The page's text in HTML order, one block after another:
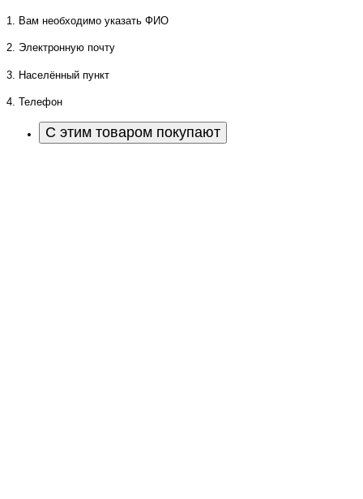
1. Вам необходимо указать ФИО
2. Электронную почту
3. Населённый пункт
4. Телефон
С этим товаром покупают